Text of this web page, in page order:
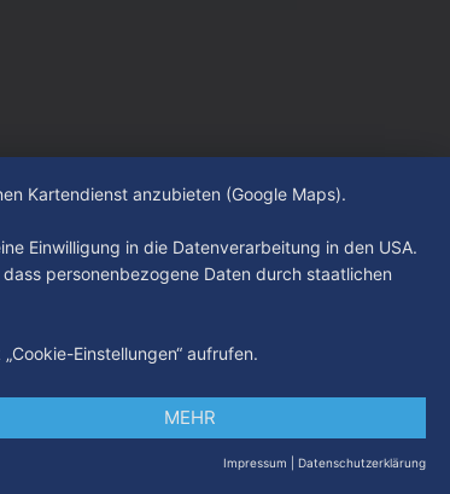
Kartendienst anzubieten (Google Maps).
Einwilligung in die Datenverarbeitung in den USA.
personenbezogene Daten durch staatlichen
Einstellungen“ aufrufen.
MEHR
Impressum Datenschutzerklärung